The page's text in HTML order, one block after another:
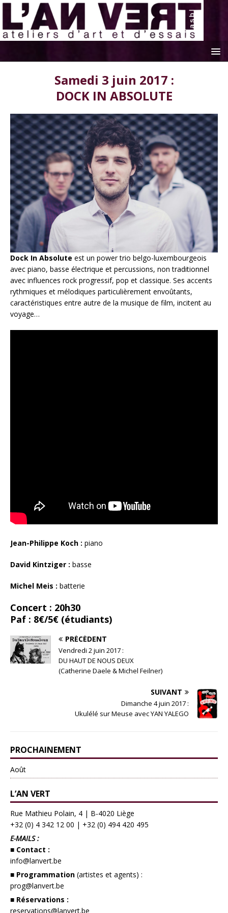
Samedi 3 juin 2017 :
DOCK IN ABSOLUTE
Dock In Absolute est un power trio belgo-luxembourgeois
avec piano, basse électrique et percussions, non traditionnel
avec influences rock progressif, pop et classique. Ses accents
rythmiques et mélodiques particulièrement envoûtants,
caractéristiques entre autre de la musique de film, incitent au
voyage…
Jean-Philippe Koch : piano
David Kintziger : basse
Michel Meis : batterie
Concert : 20h30
Paf : 8€/5€ (étudiants)
PRÉCÉDENT
Vendredi 2 juin 2017 :
DU HAUT DE NOUS DEUX
(Catherine Daele & Michel Feilner)
SUIVANT
Dimanche 4 juin 2017 :
Ukulélé sur Meuse avec YAN YALEGO
PROCHAINEMENT
Août
L’AN VERT
Rue Mathieu Polain, 4 | B-4020 Liège
+32 (0) 4 342 12 00 | +32 (0) 494 420 495
E-MAILS :
■ Contact :
info@lanvert.be
■ Programmation (artistes et agents) :
prog@lanvert.be
■ Réservations :
reservations@lanvert.be